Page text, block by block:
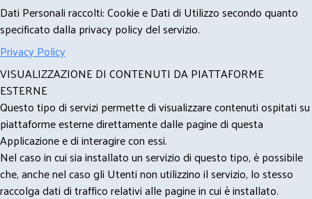
Dati Personali raccolti: Cookie e Dati di Utilizzo secondo quanto
specificato dalla privacy policy del servizio.
Privacy Policy
VISUALIZZAZIONE DI CONTENUTI DA PIATTAFORME
ESTERNE
Questo tipo di servizi permette di visualizzare contenuti ospitati su
piattaforme esterne direttamente dalle pagine di questa
Applicazione e di interagire con essi.
Nel caso in cui sia installato un servizio di questo tipo, è possibile
che, anche nel caso gli Utenti non utilizzino il servizio, lo stesso
raccolga dati di traffico relativi alle pagine in cui è installato.